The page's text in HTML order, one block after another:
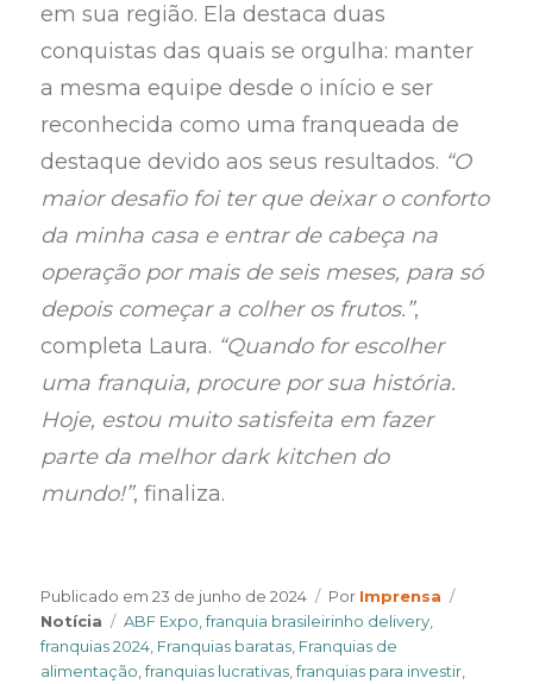
em sua região. Ela destaca duas
conquistas das quais se orgulha: manter
a mesma equipe desde o início e ser
reconhecida como uma franqueada de
destaque devido aos seus resultados. “O
maior desafio foi ter que deixar o conforto
da minha casa e entrar de cabeça na
operação por mais de seis meses, para só
depois começar a colher os frutos.”,
completa Laura. “Quando for escolher
uma franquia, procure por sua história.
Hoje, estou muito satisfeita em fazer
parte da melhor dark kitchen do
mundo!”, finaliza.
Publicado em23 de junho de 2024 Por Author
Imprensa
Notícia
Tags
ABF Expo ,franquia brasileirinho delivery
franquias 2024 Franquias baratas Franquias de
alimentação ,franquias lucrativas ,franquias para investir